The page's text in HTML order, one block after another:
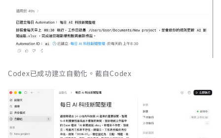
Codex已成功建立自動化。截自Codex